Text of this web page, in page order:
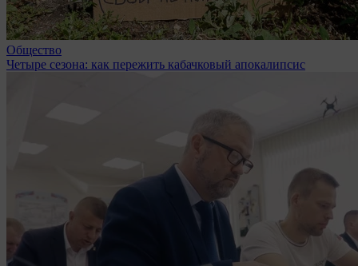
Общество
Четыре сезона: как пережить кабачковый апокалипсис